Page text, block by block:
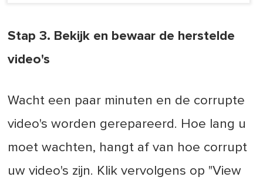
Stap 3. Bekijk en bewaar de herstelde
video's
Wacht een paar minuten en de corrupte
video's worden gerepareerd. Hoe lang u
moet wachten, hangt af van hoe corrupt
uw video's zijn. Klik vervolgens op "View